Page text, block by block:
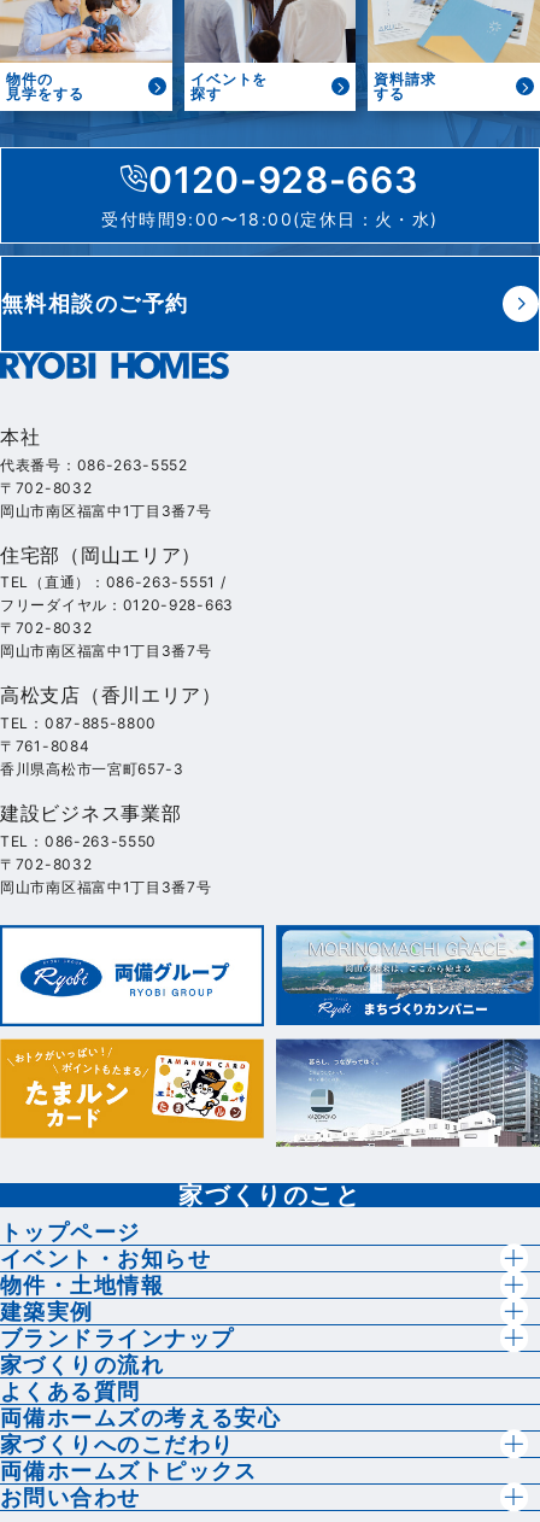
物件の
見学をする
イベントを
探す
資料請求
する
0120-928-663
受付時間9:00〜18:00(定休日：火・水)
無料相談のご予約
本社
代表番号：086-263-5552
〒702-8032
岡山市南区福富中1丁目3番7号
住宅部（岡山エリア）
TEL（直通）：086-263-5551 /
フリーダイヤル：0120-928-663
〒702-8032
岡山市南区福富中1丁目3番7号
高松支店（香川エリア）
TEL：087-885-8800
〒761-8084
香川県高松市一宮町657-3
建設ビジネス事業部
TEL：086-263-5550
〒702-8032
岡山市南区福富中1丁目3番7号
家づくりのこと
トップページ
イベント・お知らせ
物件・土地情報
建築実例
ブランドラインナップ
家づくりの流れ
よくある質問
両備ホームズの考える安心
家づくりへのこだわり
両備ホームズトピックス
お問い合わせ